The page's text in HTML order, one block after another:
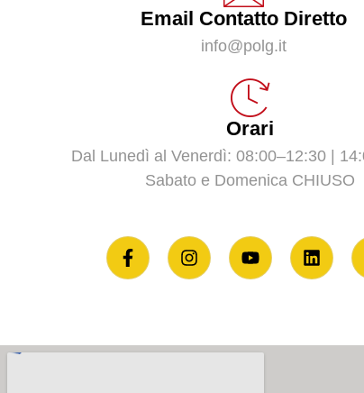
Email Contatto Diretto
info@polg.it
Orari
Dal Lunedì al Venerdì: 08:00–12:30 |
Sabato e Domenica CHIUSO